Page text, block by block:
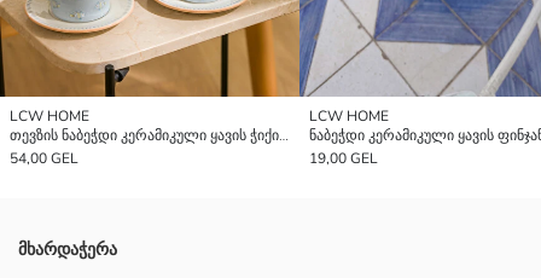
LCW HOME
თევზის ნაბეჭდი კერამიკული ყავის ჭიქის ნაკრები 2 ადამიანისთვის 100 მლ
54,00 GEL
LCW HOME
19,00 GEL
მხარდაჭერა